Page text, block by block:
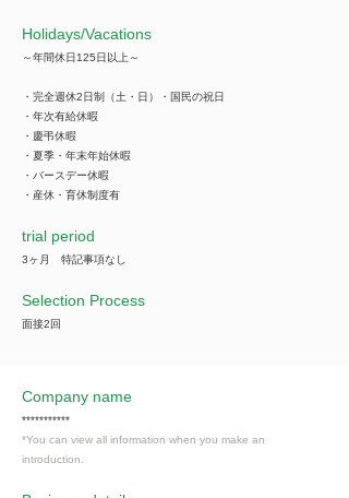
​Holidays/Vacations
～年間休日125日以上～
・完全週休2日制（土・日）・国民の祝日
・年次有給休暇
・慶弔休暇
・夏季・年末年始休暇
・バースデー休暇
・産休・育休制度有
trial period
3ヶ月 特記事項なし
Selection Process
面接2回
Company name
***********
*You can view all information when you make an
introduction.